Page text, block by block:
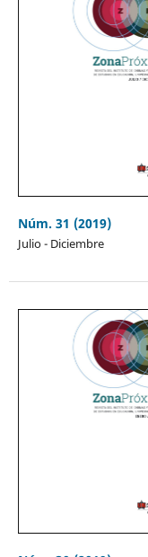
Núm. 31 (2019)
Julio - Diciembre